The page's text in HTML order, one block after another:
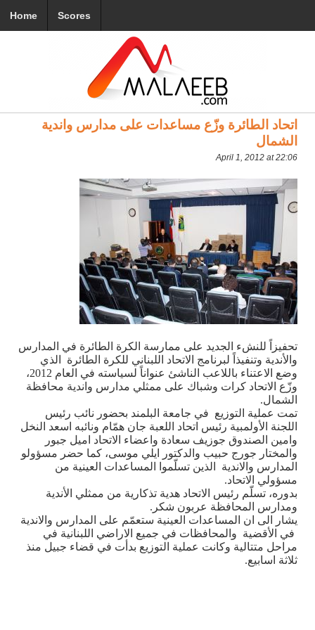
Home Scores
اتحاد الطائرة وزّع مساعدات على مدارس واندية
الشمال
April 1, 2012 at 22:06
تحفيزاً للنشء الجديد على ممارسة الكرة الطائرة في المدارس
والأندية وتنفيذاً لبرنامج الاتحاد اللبناني للكرة الطائرة الذي
وضع الاعتناء باللاعب الناشئ عنواناً لسياسته في العام 2012،
وزّع الاتحاد كرات وشباك على ممثلي مدارس واندية محافظة
الشمال.
تمت عملية التوزيع في جامعة البلمند بحضور نائب رئيس
اللجنة الأولمبية رئيس اتحاد اللعبة جان همّام ونائبه اسعد النخل
وامين الصندوق جوزيف سعادة واعضاء الاتحاد اميل جبور
والمختار جورج حبيب والدكتور ايلي موسى، كما حضر مسؤولو
المدارس والاندية الذين تسلّموا المساعدات العينية من
مسؤولي الاتحاد.
بدوره، تسلّم رئيس الاتحاد هدية تذكارية من ممثلي الأندية
ومدارس المحافظة عربون شكر.
يشار الى ان المساعدات العينية ستعمّم على المدارس والاندية
في الأقضية والمحافظات في جميع الاراضي اللبنانية في
مراحل متتالية وكانت عملية التوزيع بدأت في قضاء جبيل منذ
ثلاثة اسابيع.